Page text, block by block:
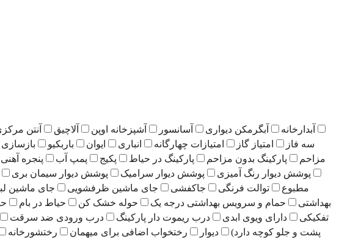
آبدارخانه
آبگرمکن دیواری آسانسور آشپزخانه اوپن آلاچیق آنتن
سه فاز
امتیاز گاز امتیازات چهارگانه انباری ایوان باربکیو
مزاحم
پارکینگ بدون مزاحم پارکینگ در حیاط پکیج پمپ آب پنجره آهنی
پوشش دیوار رنگ آمیزی
پوشش دیوار سرامیک پوشش دیوار سیمان بری
مطبوع
توالت فرنگی جاکفشی جای ماشین ظرفشویی جای ماشین
بهداشتی
حمام و سرویس بهداشتی درجه یک حوله خشک کن حیاط در بام
تفکیکی
دارای ویوی ابدی درب ریموت دار پارکینگ درب ورودی ضد سرقت
پشت و جلو کوچه دارد)
دیوار رختخواب اضافی برای میهمان رختشورخانه